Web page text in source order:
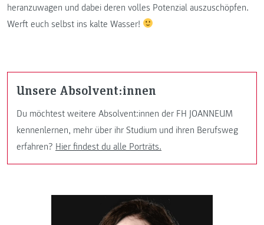
heranzuwagen und dabei deren volles Potenzial auszuschöpfen.
Werft euch selbst ins kalte Wasser!
Unsere Absolvent:innen
Du möchtest weitere Absolvent:innen der FH JOANNEUM
kennenlernen, mehr über ihr Studium und ihren Berufsweg
erfahren? Hier findest du alle Porträts.